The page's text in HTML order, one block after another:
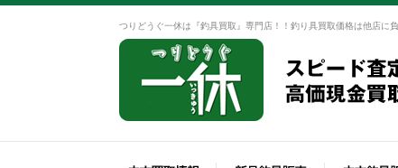
つりどうぐ一休は『釣具買取』専門店！！釣り具買取価格は他店に